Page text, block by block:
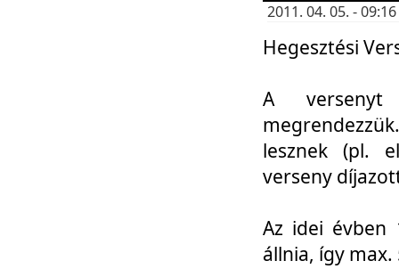
2011. 04. 05. -
Hegesztési
A versenyt
lesznek (pl.
verseny
Az idei évben
állnia, így